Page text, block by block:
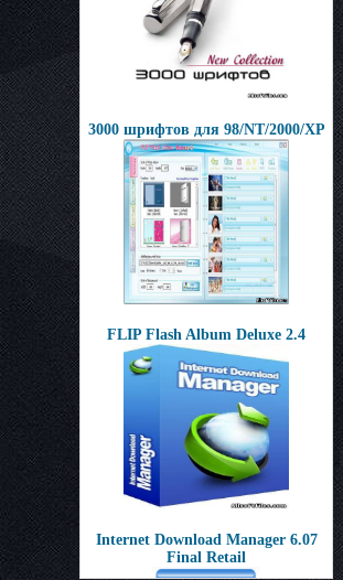
3000 шрифтов для 98/NT/2000/XP
FLIP Flash Album Deluxe 2.4
Internet Download Manager 6.07
Final Retail